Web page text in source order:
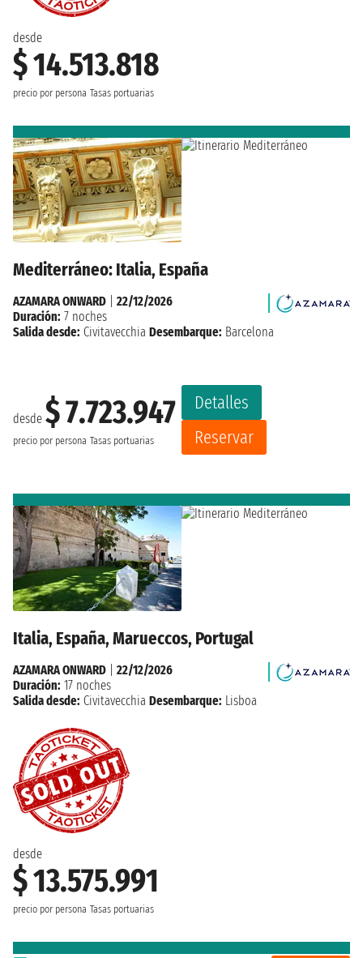
desde
$ 14.513.818
precio por persona Tasas portuarias
Mediterráneo: Italia, España
desde $ 7.723.947
precio por persona Tasas portuarias
Detalles
Reservar
AZAMARA ONWARD
22/12/2026
Duración: 7 noches
Salida desde: Civitavecchia Desembarque: Barcelona
Italia, España, Marueccos, Portugal
desde
$ 13.575.991
precio por persona Tasas portuarias
AZAMARA ONWARD
22/12/2026
Duración: 17 noches
Salida desde: Civitavecchia Desembarque: Lisboa